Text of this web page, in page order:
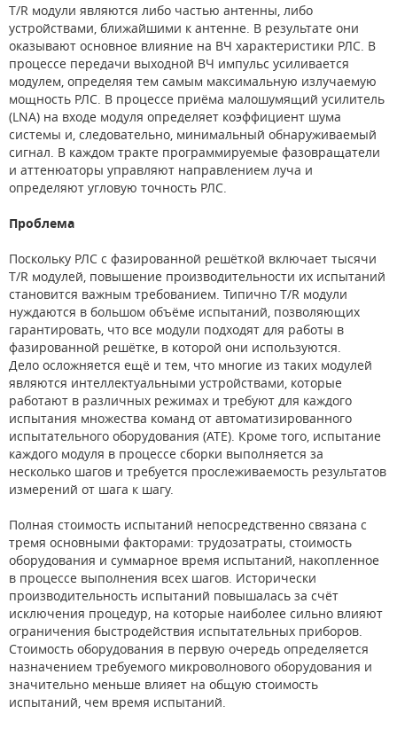
T/R модули являются либо частью антенны, либо
устройствами, ближайшими к антенне. В результате они
оказывают основное влияние на ВЧ характеристики РЛС. В
процессе передачи выходной ВЧ импульс усиливается
модулем, определяя тем самым максимальную излучаемую
мощность РЛС. В процессе приёма малошумящий усилитель
(LNA) на входе модуля определяет коэффициент шума
системы и, следовательно, минимальный обнаруживаемый
сигнал. В каждом тракте программируемые фазовращатели
и аттенюаторы управляют направлением луча и
определяют угловую точность РЛС.
Проблема
Поскольку РЛС с фазированной решёткой включает тысячи
T/R модулей, повышение производительности их испытаний
становится важным требованием. Типично T/R модули
нуждаются в большом объёме испытаний, позволяющих
гарантировать, что все модули подходят для работы в
фазированной решётке, в которой они используются.
Дело осложняется ещё и тем, что многие из таких модулей
являются интеллектуальными устройствами, которые
работают в различных режимах и требуют для каждого
испытания множества команд от автоматизированного
испытательного оборудования (ATE). Кроме того, испытание
каждого модуля в процессе сборки выполняется за
несколько шагов и требуется прослеживаемость результатов
измерений от шага к шагу.
Полная стоимость испытаний непосредственно связана с
тремя основными факторами: трудозатраты, стоимость
оборудования и суммарное время испытаний, накопленное
в процессе выполнения всех шагов. Исторически
производительность испытаний повышалась за счёт
исключения процедур, на которые наиболее сильно влияют
ограничения быстродействия испытательных приборов.
Стоимость оборудования в первую очередь определяется
назначением требуемого микроволнового оборудования и
значительно меньше влияет на общую стоимость
испытаний, чем время испытаний.